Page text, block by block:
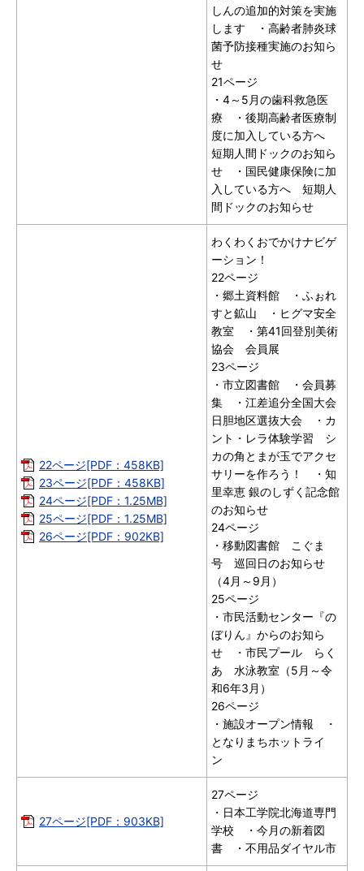
しんの追加的対策を実施
します ・高齢者肺炎球
菌予防接種実施のお知ら
せ
21ページ
・4～5月の歯科救急医
療 ・後期高齢者医療制
度に加入している方へ
短期人間ドックのお知ら
せ ・国民健康保険に加
入している方へ 短期人
間ドックのお知らせ
22ページ[PDF：458KB]
23ページ[PDF：458KB]
24ページ[PDF：1.25MB]
25ページ[PDF：1.25MB]
26ページ[PDF：902KB]
わくわくおでかけナビゲ
ーション！
22ページ
・郷土資料館 ・ふぉれ
すと鉱山 ・ヒグマ安全
教室 ・第41回登別美術
協会 会員展
23ページ
・市立図書館 ・会員募
集 ・江差追分全国大会
日胆地区選抜大会 ・カ
ント・レラ体験学習 シ
カの角とまが玉でアクセ
サリーを作ろう！ ・知
里幸恵 銀のしずく記念館
のお知らせ
24ページ
・移動図書館 こぐま
号 巡回日のお知らせ
（4月～9月）
25ページ
・市民活動センター『の
ぼりん』からのお知ら
せ ・市民プール らく
あ 水泳教室（5月～令
和6年3月）
26ページ
・施設オープン情報 ・
となりまちホットライ
ン
27ページ[PDF：903KB]
27ページ
・日本工学院北海道専門
学校 ・今月の新着図
書 ・不用品ダイヤル市